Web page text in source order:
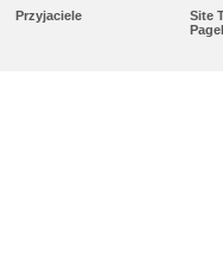
Przyjaciele
Site